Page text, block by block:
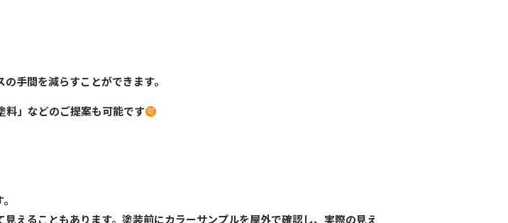
手間を減らすことができます。
料」などのご提案も可能です
えることもあります。塗装前にカラーサンプルを屋外で確認し、実際の見え